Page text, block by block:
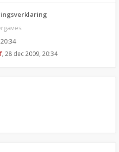
, 28 dec 2009, 20:34